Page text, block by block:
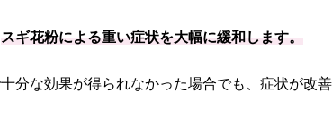
スギ花粉による重い症状を大幅に緩和します。
分な効果が得られなかった場合でも、症状が改